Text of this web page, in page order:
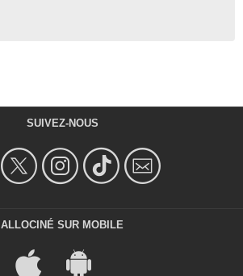
SUIVEZ-NOUS
ALLOCINÉ SUR MOBILE